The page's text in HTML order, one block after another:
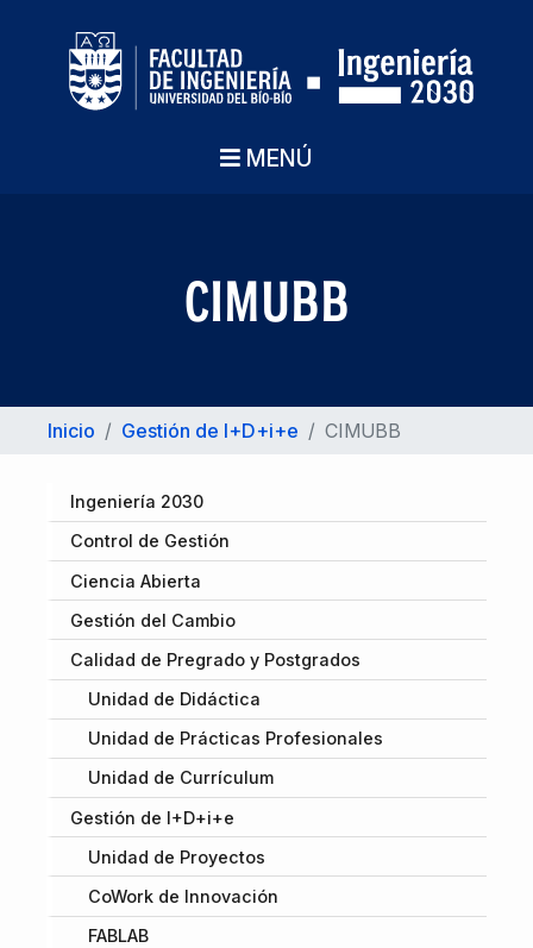
MENÚ
CIMUBB
Inicio / Gestión de I+D+i+e / CIMUBB
Ingeniería 2030
Control de Gestión
Ciencia Abierta
Gestión del Cambio
Calidad de Pregrado y Postgrados
Unidad de Didáctica
Unidad de Prácticas Profesionales
Unidad de Currículum
Gestión de I+D+i+e
Unidad de Proyectos
CoWork de Innovación
FABLAB